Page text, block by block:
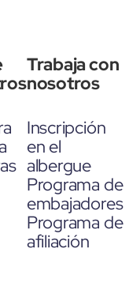
Trabaja con
nosotros
Inscripción
en el
albergue
Programa de
embajadores
Programa de
afiliación